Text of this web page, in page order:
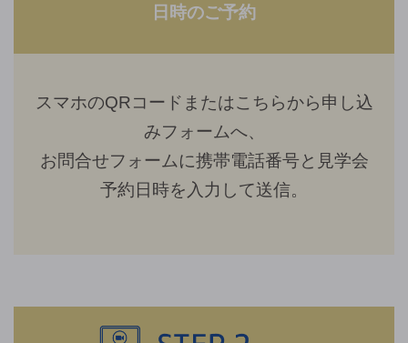
日時のご予約
スマホのQRコードまたはこちらから申し込
みフォームへ、
お問合せフォームに携帯電話番号と見学会
予約日時を入力して送信。